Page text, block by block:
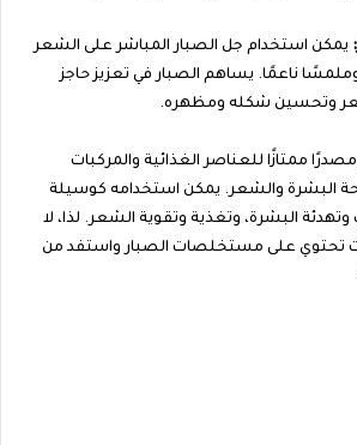
يمكن استخدام جل الصبار المباشر على الشعر
ناعمًا. يساهم الصبار في تعزيز حاجز
وتحسين شكله ومظهره.
ممتازًا للعناصر الغذائية والمركبات
البشرة والشعر. يمكن استخدامه كوسيلة
البشرة، وتغذية وتقوية الشعر. لذا، لا
تحتوي على مستخلصات الصبار واستفد من